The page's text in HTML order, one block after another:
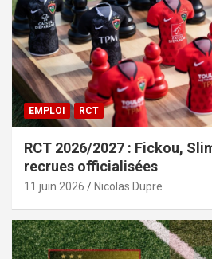
EMPLOI RCT
RCT 2026/2027 : Fickou,
recrues officialisées
11 juin 2026 Nicolas Dupre